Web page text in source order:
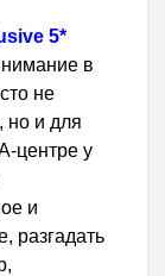
5*
в
не
но и для
центре у
и
разгадать